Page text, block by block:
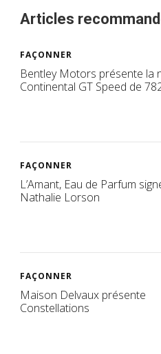
Articles
FAÇONNER
Bentley Motors présente la
Continental GT Speed de
FAÇONNER
L’Amant, Eau de Parfum
Nathalie Lorson
FAÇONNER
Maison Delvaux présente
Constellations